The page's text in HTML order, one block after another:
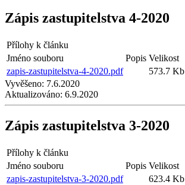
Zápis zastupitelstva 4-2020
Přílohy k článku
Jméno souboru
Popis Velikost
zapis-zastupitelstva-4-2020.pdf
573.7 Kb
Vyvěšeno: 7.6.2020
Aktualizováno: 6.9.2020
Zápis zastupitelstva 3-2020
Přílohy k článku
Jméno souboru
Popis Velikost
zapis-zastupitelstva-3-2020.pdf
623.4 Kb